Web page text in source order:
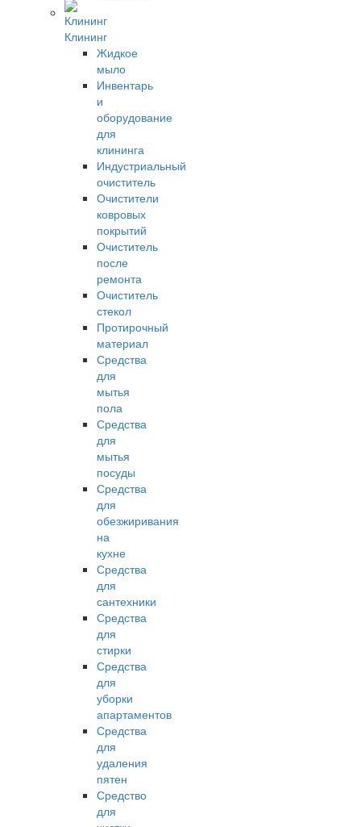
Клининг
Жидкое
мыло
Инвентарь
и
оборудование
для
клининга
Индустриальный
очиститель
Очистители
ковровых
покрытий
Очиститель
после
ремонта
Очиститель
стекол
Протирочный
материал
Средства
для
мытья
пола
Средства
для
мытья
посуды
Средства
для
обезжиривания
на
кухне
Средства
для
сантехники
Средства
для
стирки
Средства
для
уборки
апартаментов
Средства
для
удаления
пятен
Средство
для